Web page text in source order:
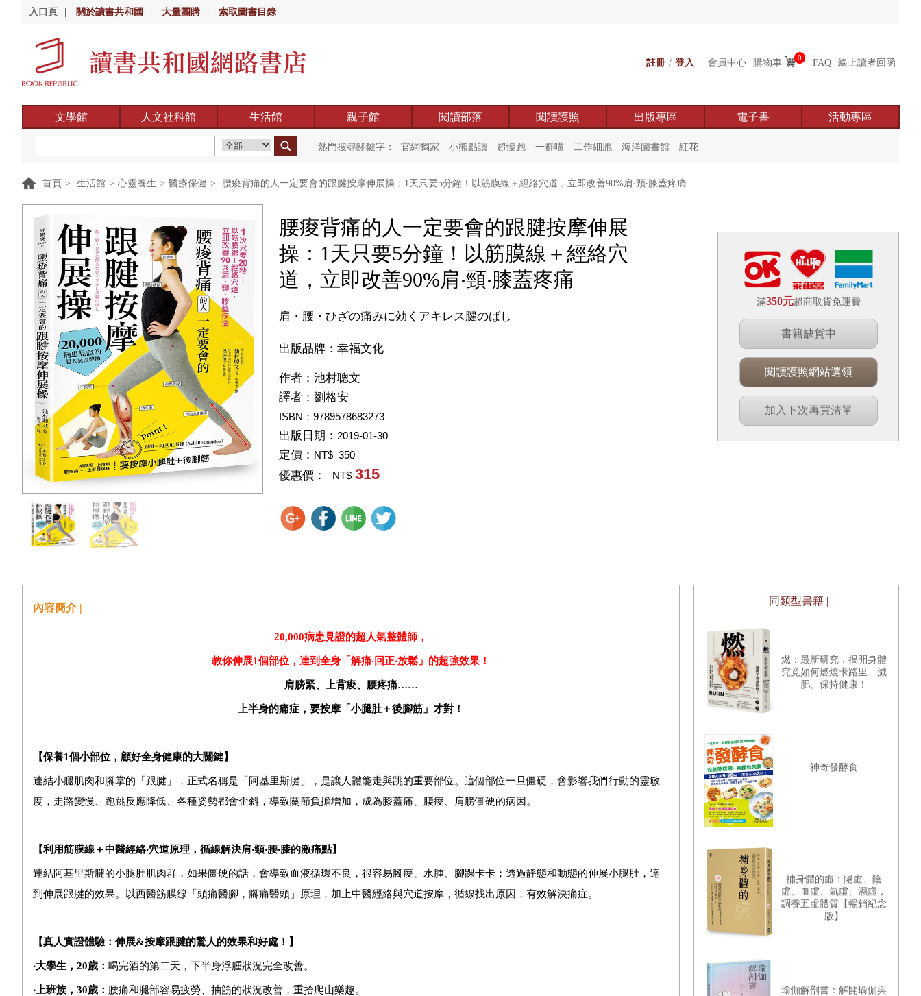
入口頁 關於讀書共和國 大量團購 索取圖書目錄
註冊 / 登入 會員中心 購物車 0 FAQ 線上讀者回函
文學館 人文社科館 生活館 親子館 閱讀部落 閱讀護照 出版專區 電子書 活動專區
熱門搜尋關鍵字： 官網獨家 小熊點讀 超慢跑 一群喵 工作細胞 海洋圖書館 紅花
首頁 > 生活館 > 心靈養生 > 醫療保健 > 腰痠背痛的人一定要會的跟腱按摩伸展操：1天只要5分鐘！以筋膜線＋經絡穴道，立即改善90%肩‧頸‧膝蓋疼痛
腰痠背痛的人一定要會的跟腱按摩伸展
操：1天只要5分鐘！以筋膜線＋經絡穴
道，立即改善90%肩‧頸‧膝蓋疼痛
肩・腰・ひざの痛みに効くアキレス腱のばし
出版品牌：幸福文化
作者： 池村聰文
譯者： 劉格安
ISBN：9789578683273
出版日期： 2019-01-30
定價： NT$ 350
優惠價： NT$ 315
滿350元超商取貨免運費
書籍缺貨中
閱讀護照網站選領
加入下次再買清單
內容簡介 |
20,000病患見證的超人氣整體師，
教你伸展1個部位，達到全身「解痛‧回正‧放鬆」的超強效果！
肩膀緊、上背痠、腰疼痛……
上半身的痛症，要按摩「小腿肚＋後腳筋」才對！
【保養1個小部位，顧好全身健康的大關鍵】
連結小腿肌肉和腳掌的「跟腱」，正式名稱是「阿基里斯腱」，是讓人體能走與跳的重要部位。這個部位一旦僵硬，會影響我們行動的靈敏
度，走路變慢、跑跳反應降低、各種姿勢都會歪斜，導致關節負擔增加，成為膝蓋痛、腰痠、肩膀僵硬的病因。
【利用筋膜線＋中醫經絡‧穴道原理，循線解決肩‧頸‧腰‧膝的激痛點】
連結阿基里斯腱的小腿肚肌肉群，如果僵硬的話，會導致血液循環不良，很容易腳痠、水腫、腳踝卡卡；透過靜態和動態的伸展小腿肚，達
到伸展跟腱的效果。以西醫筋膜線「頭痛醫腳，腳痛醫頭」原理，加上中醫經絡與穴道按摩，循線找出原因，有效解決痛症。
【真人實證體驗：伸展&按摩跟腱的驚人的效果和好處！】
‧大學生，20歲： 喝完酒的第二天，下半身浮腫狀況完全改善。
‧上班族，30歲： 腰痛和腿部容易疲勞、抽筋的狀況改善，重拾爬山樂趣。
| 同類型書籍 |
燃：最新研究，揭開身體
究竟如何燃燒卡路里、減
肥、保持健康！
神奇發酵食
補身體的虛：陽虛、陰
虛、血虛、氣虛、濕虛，
調養五虛體質【暢銷紀念
版】
瑜伽解剖書：解開瑜伽與